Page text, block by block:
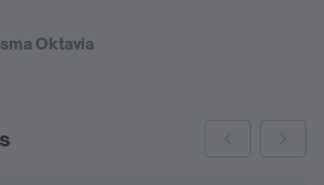
Oktavia